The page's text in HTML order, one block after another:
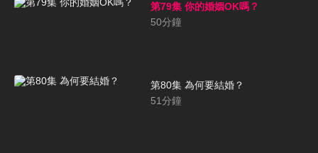
第79集 你的婚姻OK嗎？
50分鐘
第80集 為何要結婚？
51分鐘